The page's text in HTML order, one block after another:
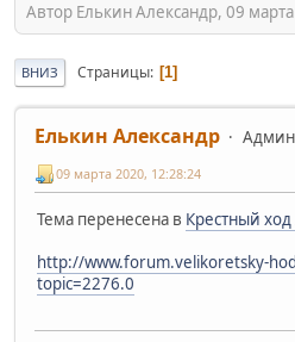
Автор Елькин Александр, 09
ВНИЗ Страницы 1
Елькин Александр
09 марта 2020, 12:28:24
Тема перенесена в Крестный
http://www.forum.velikoretsky-
topic=2276.0